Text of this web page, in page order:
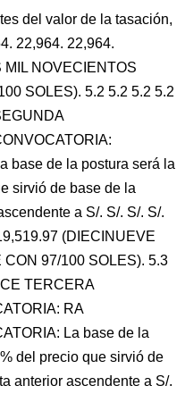
del valor de la tasación,
22,964. 22,964.
NOVECIENTOS
SOLES). 5.2 5.2 5.2 5.2
base de la postura será la
sirvió de base de la
a S/. S/. S/. S/.
(DIECINUEVE
97/100 SOLES). 5.3
TERCERA
RA
La base de la
del precio que sirvió de
anterior ascendente a S/.